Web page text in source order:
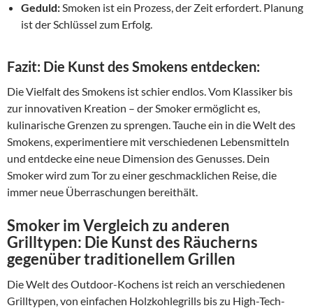
Geduld:Smoken ist ein Prozess, der Zeit erfordert. Planung
ist der Schlüssel zum Erfolg.
Fazit: Die Kunst des Smokens entdecken:
Die Vielfalt des Smokens ist schier endlos. Vom Klassiker bis
zur innovativen Kreation – der Smoker ermöglicht es,
kulinarische Grenzen zu sprengen. Tauche ein in die Welt des
Smokens, experimentiere mit verschiedenen Lebensmitteln
und entdecke eine neue Dimension des Genusses. Dein
Smoker wird zum Tor zu einer geschmacklichen Reise, die
immer neue Überraschungen bereithält.
Smoker im Vergleich zu anderen
Grilltypen: Die Kunst des Räucherns
gegenüber traditionellem Grillen
Die Welt des Outdoor-Kochens ist reich an verschiedenen
Grilltypen, von einfachen Holzkohlegrills bis zu High-Tech-